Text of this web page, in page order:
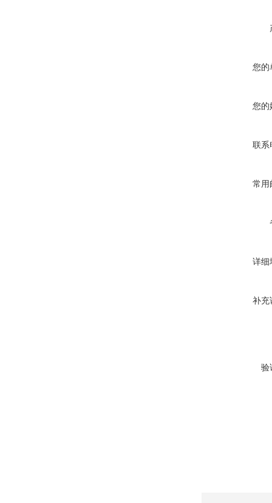
您的
您的
联系
常用
详细
补充
验